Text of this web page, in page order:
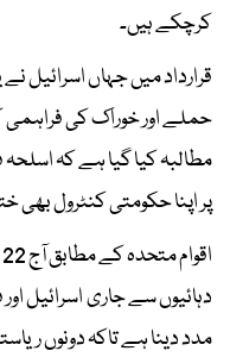
کرچکے ہیں۔
قرارداد میں جہاں اسرائیل
حملے اور خوراک کی
مطالبہ کیا گیا ہے کہ
پر اپنا حکومتی کنٹرول
دہائیوں سے جاری اسرائیل